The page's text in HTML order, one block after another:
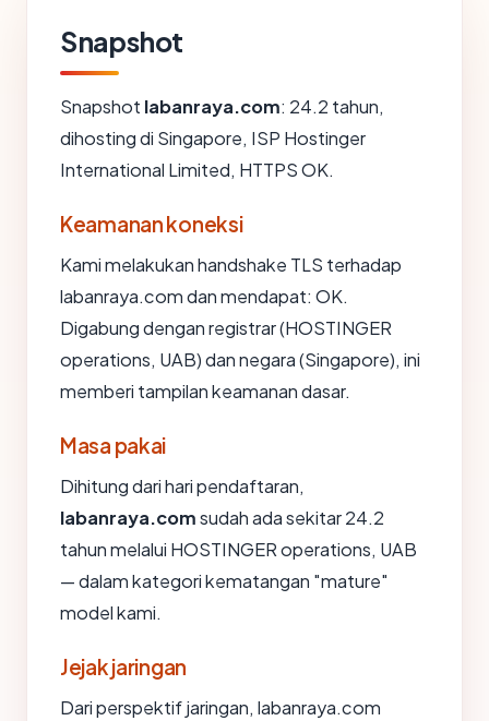
Snapshot
Snapshot labanraya.com: 24.2 tahun,
dihosting di Singapore, ISP Hostinger
International Limited, HTTPS OK.
Keamanan koneksi
Kami melakukan handshake TLS terhadap
labanraya.com dan mendapat: OK.
Digabung dengan registrar (HOSTINGER
operations, UAB) dan negara (Singapore), ini
memberi tampilan keamanan dasar.
Masa pakai
Dihitung dari hari pendaftaran,
labanraya.comsudah ada sekitar 24.2
tahun melalui HOSTINGER operations, UAB
— dalam kategori kematangan "mature"
model kami.
Jejak jaringan
Dari perspektif jaringan, labanraya.com